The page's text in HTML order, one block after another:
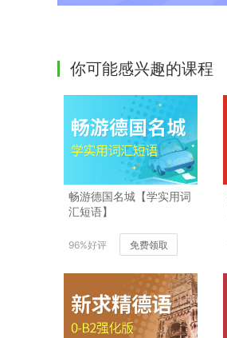
你可能感兴趣的课程
畅游德国名城【学实用词
汇短语】
96%好评 免费领取